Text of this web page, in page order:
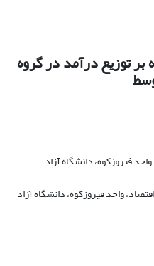
بر توزیع درآمد در گروه
فیروزکوه، دانشگاه آزاد
واحد فیروزکوه، دانشگاه آزاد